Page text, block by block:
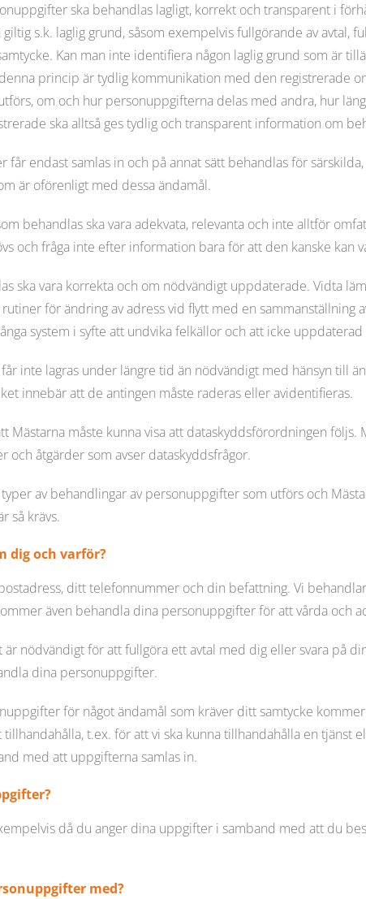
ska behandlas lagligt, korrekt och transparent i
s.k. laglig grund, såsom exempelvis fullgörande av avtal,
Kan man inte identifiera någon laglig grund som är
princip är tydlig kommunikation med den registrerade
om och hur personuppgifterna delas med andra, hur
ska alltså ges tydlig och transparent information om
får endast samlas in och på annat sätt behandlas för
är oförenligt med dessa ändamål.
behandlas ska vara adekvata, relevanta och inte alltför
och fråga inte efter information bara för att den kanske kan
ska vara korrekta och om nödvändigt uppdaterade. Vidta
för ändring av adress vid flytt med en sammanställning
system i syfte att undvika felkällor och att icke
inte lagras under längre tid än nödvändigt med hänsyn till
innebär att de antingen måste raderas eller avidentifieras.
Mästarna måste kunna visa att dataskyddsförordningen
åtgärder som avser dataskyddsfrågor.
av behandlingar av personuppgifter som utförs och
så krävs.
dig och varför?
ditt telefonnummer och din befattning. Vi
även behandla dina personuppgifter för att vårda och
nödvändigt för att fullgöra ett avtal med dig eller svara på
dina personuppgifter.
för något ändamål som kräver ditt samtycke
t.ex. för att vi ska kunna tillhandahålla en tjänst
med att uppgifterna samlas in.
då du anger dina uppgifter i samband med att du
med?